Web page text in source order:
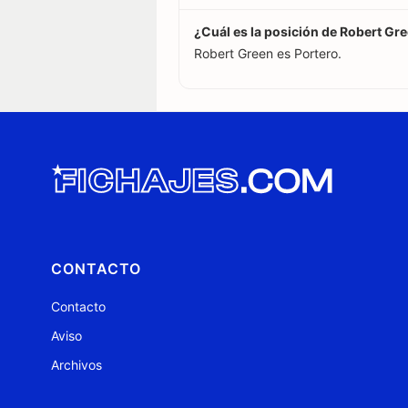
¿Cuál es la posición de Robert
Robert Green es Portero.
CONTACTO
Contacto
Aviso
Archivos